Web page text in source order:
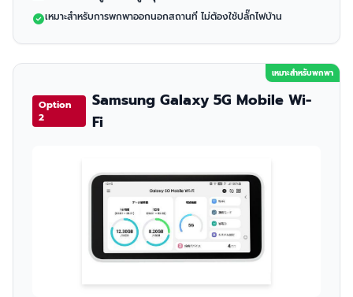
เหมาะสำหรับการพกพาออกนอกสถานที่ ไม่ต้องใช้ปลั๊กไฟบ้าน
เหมาะสำหรับพกพา
Option
2
Samsung Galaxy 5G Mobile Wi-
Fi